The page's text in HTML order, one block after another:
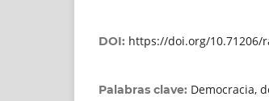
DOI: https://doi.org/10.71206/
Palabras clave: Democracia,